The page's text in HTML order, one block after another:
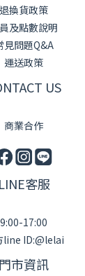
退換貨政策
及點數說明
見問題Q&A
運送政策
US
商業合作
LINE客服
9:00-17:00
line ID:@lelai
門市資訊